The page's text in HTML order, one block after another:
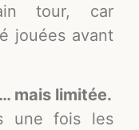
tour, car
jouées avant
mais limitée.
une fois les